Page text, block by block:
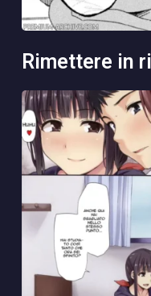
rimettere in